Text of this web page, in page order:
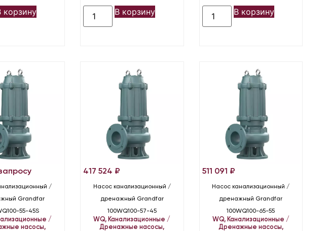
корзину В корзину В корзину
/
Grandfar
55-45S
/
насосы,
417 524 ₽
Насос канализационный /
дренажный Grandfar
100WQ100-57-45
WQ, Канализационные /
Дренажные насосы,
511 091 ₽
Насос канализационный /
дренажный Grandfar
100WQ100-65-55
WQ, Канализационные /
Дренажные насосы,